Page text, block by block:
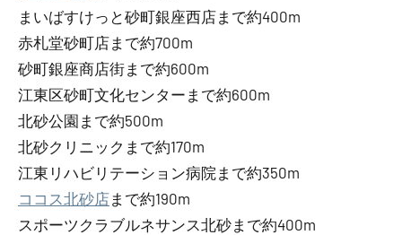
まいばすけっと砂町銀座西店まで約400m
赤札堂砂町店まで約700m
砂町銀座商店街まで約600m
江東区砂町文化センターまで約600m
北砂公園まで約500m
北砂クリニックまで約170m
江東リハビリテーション病院まで約350m
ココス北砂店まで約190m
スポーツクラブルネサンス北砂まで約400m